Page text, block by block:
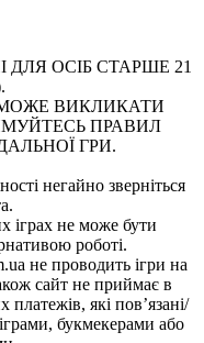
ОСІБ СТАРШЕ 21
МОЖЕ ВИКЛИКАТИ
ПРАВИЛ
ГРИ.
негайно зверніться
іграх не може бути
роботі.
не проводить ігри на
сайт не приймає в
які пов’язані/
букмекерами або